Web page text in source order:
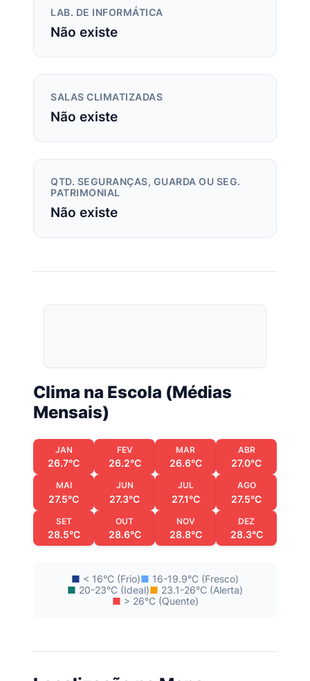
LAB. DE INFORMÁTICA
Não existe
SALAS CLIMATIZADAS
Não existe
QTD. SEGURANÇAS, GUARDA OU SEG.
PATRIMONIAL
Não existe
Clima na Escola (Médias
Mensais)
JAN
26.7°C
FEV
26.2°C
MAR
26.6°C
ABR
27.0°C
MAI
27.5°C
JUN
27.3°C
JUL
27.1°C
AGO
27.5°C
SET
28.5°C
OUT
28.6°C
NOV
28.8°C
DEZ
28.3°C
■ < 16°C (Frio)■ 16-19.9°C (Fresco)
■ 20-23°C (Ideal)■ 23.1-26°C (Alerta)
■ > 26°C (Quente)